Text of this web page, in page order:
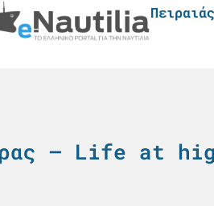
Πειραιάς
– Life at